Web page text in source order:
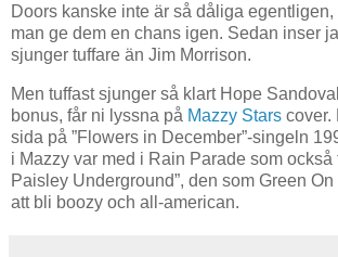
Doors kanske inte är så dåliga
man ge dem en chans igen. Sedan inser
sjunger tuffare än Jim Morrison.
Men tuffast sjunger så klart Hope
bonus, får ni lyssna på Mazzy Stars cover.
sida på ”Flowers in December”-singeln
i Mazzy var med i Rain Parade som också
Paisley Underground”, den som Green
att bli boozy och all-american.